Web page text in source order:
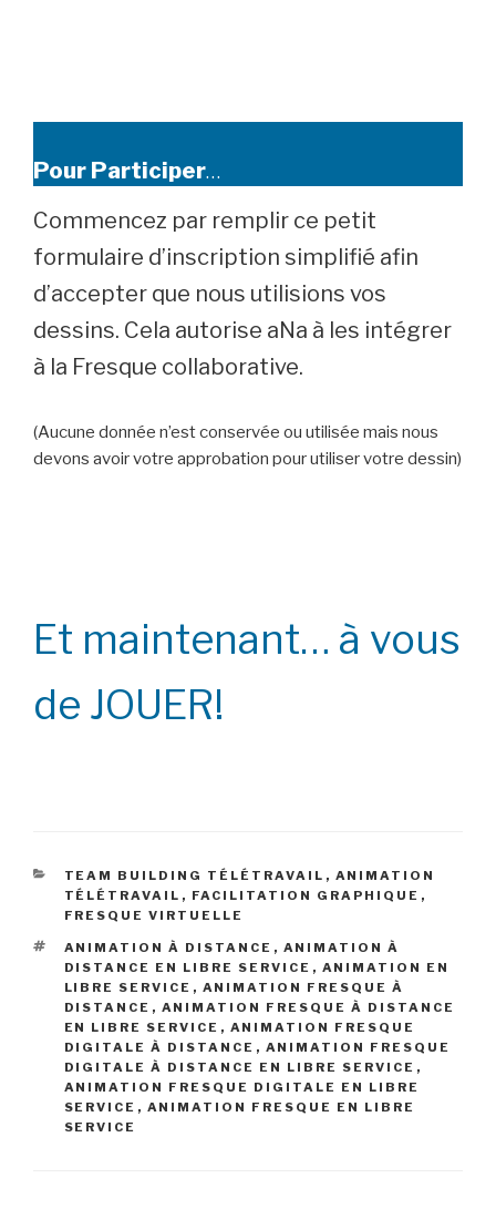
Pour Participer…
Commencez par remplir ce petit
formulaire d’inscription simplifié afin
d’accepter que nous utilisions vos
dessins. Cela autorise aNa à les intégrer
à la Fresque collaborative.
(Aucune donnée n’est conservée ou utilisée mais nous
devons avoir votre approbation pour utiliser votre dessin)
Et maintenant… à vous
de JOUER!
CATEGORIES
TEAM BUILDING TÉLÉTRAVAIL , ANIMATION
TÉLÉTRAVAIL , FACILITATION GRAPHIQUE ,
FRESQUE VIRTUELLE
TAGS
ANIMATION À DISTANCE , ANIMATION À
DISTANCE EN LIBRE SERVICE , ANIMATION EN
LIBRE SERVICE , ANIMATION FRESQUE À
DISTANCE , ANIMATION FRESQUE À DISTANCE
EN LIBRE SERVICE , ANIMATION FRESQUE
DIGITALE À DISTANCE , ANIMATION FRESQUE
DIGITALE À DISTANCE EN LIBRE SERVICE ,
ANIMATION FRESQUE DIGITALE EN LIBRE
SERVICE , ANIMATION FRESQUE EN LIBRE
SERVICE